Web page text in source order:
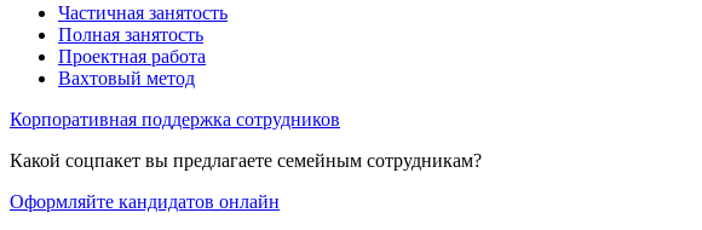
Частичная занятость
Полная занятость
Проектная работа
Вахтовый метод
Корпоративная поддержка сотрудников
Какой соцпакет вы предлагаете семейным сотрудникам?
Оформляйте кандидатов онлайн